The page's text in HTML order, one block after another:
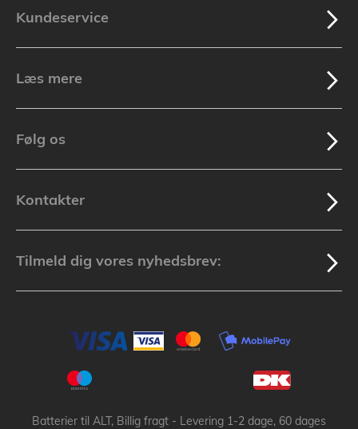
Kundeservice
Læs mere
Følg os
Kontakter
Tilmeld dig vores nyhedsbrev:
Batterier til ALT, Billig fragt - Levering 1-2 dage, 60 dages